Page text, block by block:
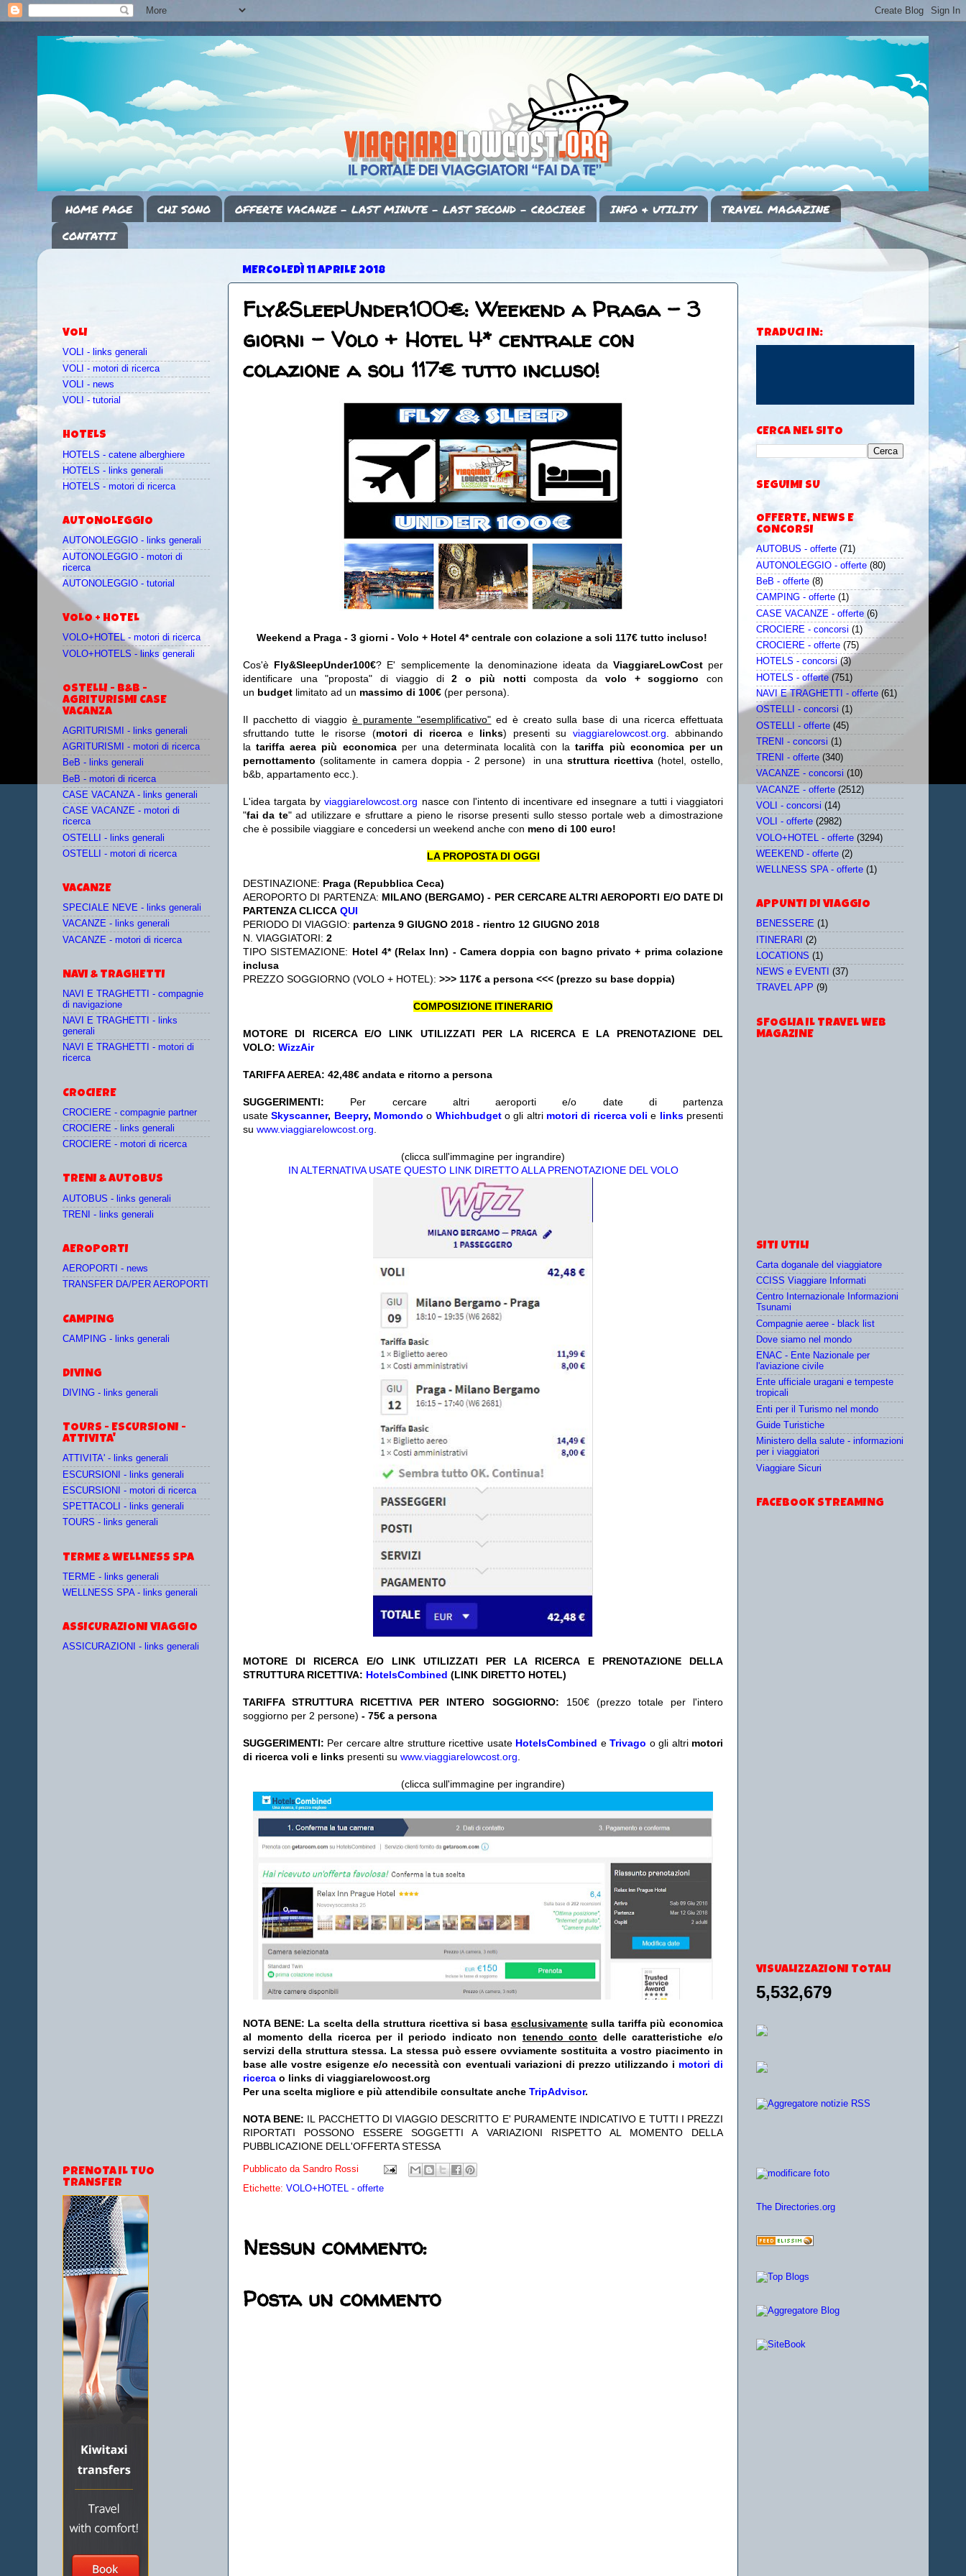
HOME PAGE CHI SONO OFFERTE VACANZE - LAST MINUTE - LAST SECOND - CROCIERE INFO & UTILITY
TRAVEL MAGAZINE
CONTATTI
MERCOLEDÌ 11 APRILE 2018
Fly&SleepUnder100€: Weekend a Praga - 3
giorni - Volo + Hotel 4* centrale con
colazione a soli 117€ tutto incluso!
Weekend a Praga - 3 giorni - Volo + Hotel 4* centrale con colazione a soli 117€ tutto incluso!
Cos'è Fly&SleepUnder100€? E' semplicemente la denominazione ideata da ViaggiareLowCost per
identificare una "proposta" di viaggio di2 o più notti composta da volo + soggiorno con
un budget limitato ad un massimo di 100€ (per persona).
Il pacchetto di viaggio è puramente "esemplificativo" ed è creato sulla base di una ricerca effettuata
sfruttando tutte le risorse (motori di ricerca e links) presenti su viaggiarelowcost.org . abbinando
la tariffa aerea più economicaper una determinata località con latariffa più economica per un
pernottamento (solitamente in camera doppia - 2 persone) in unastruttura ricettiva (hotel, ostello,
b&b, appartamento ecc.).
L'idea targata byviaggiarelowcost.org nasce con l'intento di incentivare ed insegnare a tutti i viaggiatori
"fai da te" ad utilizzare e sfruttare a pieno le risorse presenti sullo stesso portale web a dimostrazione
che è possibile viaggiare e concedersi un weekend anche con meno di 100 euro!
LA PROPOSTA DI OGGI
DESTINAZIONE: Praga (Repubblica Ceca)
AEROPORTO DI PARTENZA: MILANO (BERGAMO) - PER CERCARE ALTRI AEROPORTI E/O DATE DI
PARTENZA CLICCA QUI
PERIODO DI VIAGGIO: partenza 9 GIUGNO 2018 - rientro 12 GIUGNO 2018
N. VIAGGIATORI: 2
TIPO SISTEMAZIONE: Hotel 4* (Relax Inn) - Camera doppia con bagno privato + prima colazione
inclusa
PREZZO SOGGIORNO (VOLO + HOTEL): >>> 117€ a persona <<< (prezzo su base doppia)
COMPOSIZIONE ITINERARIO
MOTORE DI RICERCA E/O LINK UTILIZZATI PER LA RICERCA E LA PRENOTAZIONE DEL
VOLO: WizzAir
TARIFFA AEREA: 42,48€ andata e ritorno a persona
SUGGERIMENTI: Per cercare altri aeroporti e/o date di partenza
usateSkyscanner, Beepry, Momondo o Whichbudgeto gli altri motori di ricerca voli e linkspresenti
su www.viaggiarelowcost.org
(clicca sull'immagine per ingrandire)
IN ALTERNATIVA USATE QUESTO LINK DIRETTO ALLA PRENOTAZIONE DEL VOLO
MOTORE DI RICERCA E/O LINK UTILIZZATI PER LA RICERCA E PRENOTAZIONE DELLA
STRUTTURA RICETTIVA: HotelsCombined (LINK DIRETTO HOTEL)
TARIFFA STRUTTURA RICETTIVA PER INTERO SOGGIORNO: 150€ (prezzo totale per l'intero
soggiorno per 2 persone) - 75€ a persona
SUGGERIMENTI: Per cercare altre strutture ricettive usate HotelsCombined eTrivago o gli altri motori
di ricerca voli e links presenti su www.viaggiarelowcost.org
(clicca sull'immagine per ingrandire)
NOTA BENE: La scelta della struttura ricettiva si basa esclusivamentesulla tariffa più economica
al momento della ricerca per il periodo indicato non tenendo conto delle caratteristiche e/o
servizi della struttura stessa. La stessa può essere ovviamente sostituita a vostro piacimento in
base alle vostre esigenze e/o necessità con eventuali variazioni di prezzo utilizzando i motori di
ricerca o links di viaggiarelowcost.org
Per una scelta migliore e più attendibile consultate anche TripAdvisor.
NOTA BENE: IL PACCHETTO DI VIAGGIO DESCRITTO E' PURAMENTE INDICATIVO E TUTTI I PREZZI
RIPORTATI POSSONO ESSERE SOGGETTI A VARIAZIONI RISPETTO AL MOMENTO DELLA
PUBBLICAZIONE DELL'OFFERTA STESSA
Pubblicato da Sandro Rossi
Etichette: VOLO+HOTEL - offerte
Nessun commento:
Posta un commento
VOLI
VOLI - links generali
VOLI - motori di ricerca
VOLI - news
VOLI - tutorial
HOTELS
HOTELS - catene alberghiere
HOTELS - links generali
HOTELS - motori di ricerca
AUTONOLEGGIO
AUTONOLEGGIO - links generali
AUTONOLEGGIO - motori di
ricerca
AUTONOLEGGIO - tutorial
VOLO + HOTEL
VOLO+HOTEL - motori di ricerca
VOLO+HOTELS - links generali
OSTELLI - B&B -
AGRITURISMI CASE
VACANZA
AGRITURISMI - links generali
AGRITURISMI - motori di ricerca
BeB - links generali
BeB - motori di ricerca
CASE VACANZA - links generali
CASE VACANZE - motori di
ricerca
OSTELLI - links generali
OSTELLI - motori di ricerca
VACANZE
SPECIALE NEVE - links generali
VACANZE - links generali
VACANZE - motori di ricerca
NAVI & TRAGHETTI
NAVI E TRAGHETTI - compagnie
di navigazione
NAVI E TRAGHETTI - links
generali
NAVI E TRAGHETTI - motori di
ricerca
CROCIERE
CROCIERE - compagnie partner
CROCIERE - links generali
CROCIERE - motori di ricerca
TRENI & AUTOBUS
AUTOBUS - links generali
TRENI - links generali
AEROPORTI
AEROPORTI - news
TRANSFER DA/PER AEROPORTI
CAMPING
CAMPING - links generali
DIVING
DIVING - links generali
TOURS - ESCURSIONI -
ATTIVITA'
ATTIVITA' - links generali
ESCURSIONI - links generali
ESCURSIONI - motori di ricerca
SPETTACOLI - links generali
TOURS - links generali
TERME & WELLNESS SPA
TERME - links generali
WELLNESS SPA - links generali
ASSICURAZIONI VIAGGIO
ASSICURAZIONI - links generali
PRENOTA IL TUO
TRANSFER
TRADUCI IN:
CERCA NEL SITO
SEGUIMI SU
OFFERTE, NEWS E
CONCORSI
AUTOBUS - offerte (71)
AUTONOLEGGIO - offerte (80)
BeB - offerte (8)
CAMPING - offerte (1)
CASE VACANZE - offerte (6)
CROCIERE - concorsi (1)
CROCIERE - offerte (75)
HOTELS - concorsi (3)
HOTELS - offerte (751)
NAVI E TRAGHETTI - offerte (61)
OSTELLI - concorsi (1)
OSTELLI - offerte (45)
TRENI - concorsi (1)
TRENI - offerte (340)
VACANZE - concorsi (10)
VACANZE - offerte (2512)
VOLI - concorsi (14)
VOLI - offerte (2982)
VOLO+HOTEL - offerte (3294)
WEEKEND - offerte (2)
WELLNESS SPA - offerte (1)
APPUNTI DI VIAGGIO
BENESSERE (1)
ITINERARI (2)
LOCATIONS (1)
NEWS e EVENTI
(37)
TRAVEL APP (9)
SFOGLIA IL TRAVEL WEB
MAGAZINE
SITI UTILI
Carta doganale del viaggiatore
CCISS Viaggiare Informati
Centro Internazionale Informazioni
Tsunami
Compagnie aeree - black list
Dove siamo nel mondo
ENAC - Ente Nazionale per
l'aviazione civile
Ente ufficiale uragani e tempeste
tropicali
Enti per il Turismo nel mondo
Guide Turistiche
Ministero della salute - informazioni
per i viaggiatori
Viaggiare Sicuri
FACEBOOK STREAMING
VISUALIZZAZIONI TOTALI
5,532,679
The Directories.org